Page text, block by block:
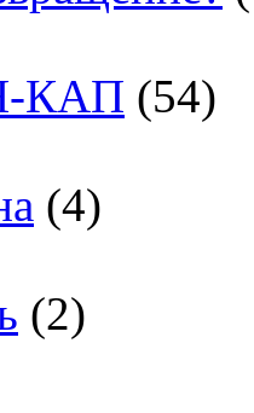
КАП (54)
(4)
(2)